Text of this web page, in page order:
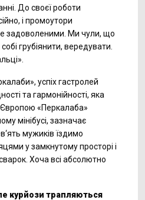
До своєї роботи
і промоутори
задоволеними. Ми чули, що
грубіянити, вередувати.
успіх гастролей
та гармонійності, яка
Європою «Перкалаба»
мінібусі, зазначає
мужиків їздимо
у замкнутому просторі і
Хоча всі абсолютно
курйози трапляються